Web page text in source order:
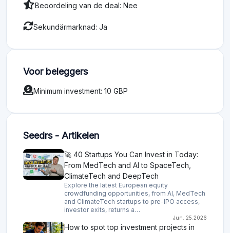
Beoordeling van de deal: Nee
Sekundärmarknad: Ja
Voor beleggers
Minimum investment: 10 GBP
Seedrs - Artikelen
🚀 40 Startups You Can Invest in Today:
From MedTech and AI to SpaceTech,
ClimateTech and DeepTech
Explore the latest European equity
crowdfunding opportunities, from AI, MedTech
and ClimateTech startups to pre-IPO access,
investor exits, returns a…
Jun. 25.2026
How to spot top investment projects in